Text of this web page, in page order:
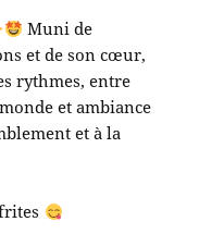
Muni de
et de son cœur,
rythmes, entre
et ambiance
et à la